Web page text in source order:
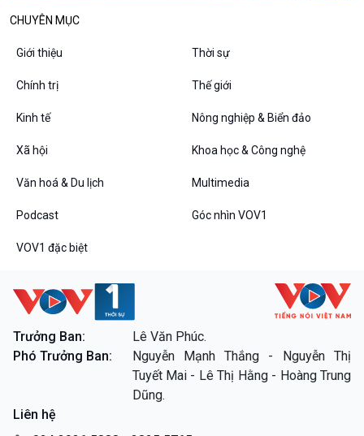
VOV1 đặc biệt
Chân dung cuộc sống
CHUYÊN MỤC
Giới thiệu Thời sự
Chính trị Thế giới
Kinh tế Nông nghiệp & Biển đảo
Xã hội Khoa học & Công nghệ
Văn hoá & Du lịch Multimedia
Podcast Góc nhìn VOV1
VOV1 đặc biệt
Trưởng Ban:
Lê Văn Phúc.
Phó Trưởng Ban:
Nguyễn Mạnh Thắng - Nguyễn Thị
Tuyết Mai - Lê Thị Hằng - Hoàng Trung
Dũng.
Liên hệ